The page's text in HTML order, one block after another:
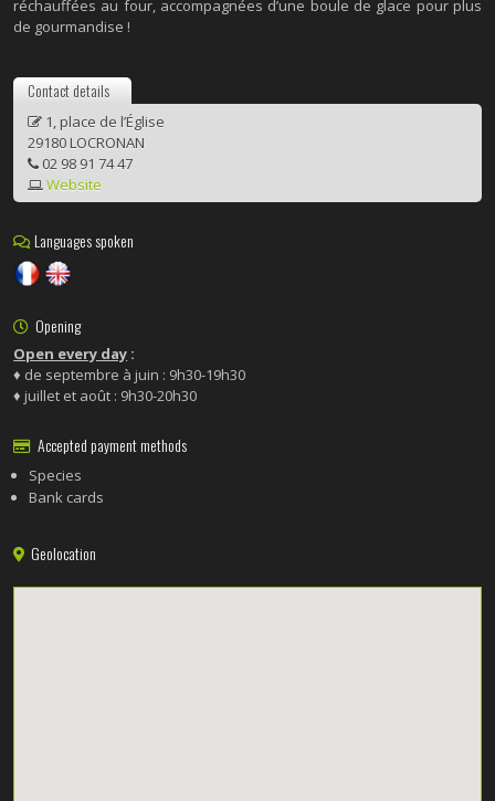
réchauffées au four, accompagnées d’une boule de glace pour plus
de gourmandise !
Contact details
1, place de l’Église
29180 LOCRONAN
02 98 91 74 47
Website
Languages spoken
Opening
Open every day :
♦ de septembre à juin : 9h30-19h30
♦ juillet et août : 9h30-20h30
Accepted payment methods
Species
Bank cards
Geolocation